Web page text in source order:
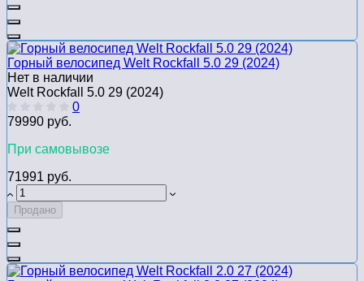
Горный велосипед Welt Rockfall 5.0 29 (2024)
Нет в наличии
Welt Rockfall 5.0 29 (2024)
0
79990 руб.
При самовывозе
71991 руб.
Продано